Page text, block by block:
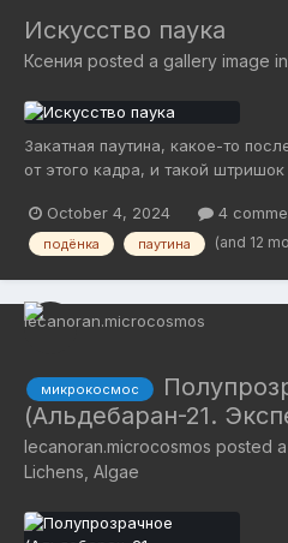
Искусство паука
Ксения posted a gallery image in
Закатная паутина, какое-то
от этого кадра, и такой
October 4, 2024
4
подёнка паутина (and 12
микрокосмос
(Альдебаран-21.
lecanoran.microcosmos posted
Lichens, Algae